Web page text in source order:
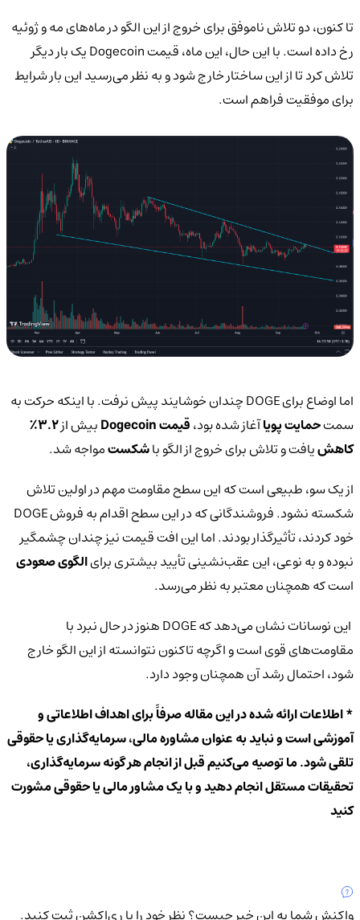
تا کنون، دو تلاش ناموفق برای خروج از این الگو در ماه‌های مه و ژوئیه
رخ داده است. با این حال، این ماه، قیمت Dogecoin یک بار دیگر
تلاش کرد تا از این ساختار خارج شود و به نظر می‌رسید این بار شرایط
برای موفقیت فراهم است.
اما اوضاع برای DOGE چندان خوشایند پیش نرفت. با اینکه حرکت به
سمتحمایت پویاآغاز شده بود،قیمت Dogecoin بیش از
3.2٪
کاهشیافت و تلاش برای خروج از الگو باشکستمواجه شد.
از یک سو، طبیعی است که این سطح مقاومت مهم در اولین تلاش
شکسته نشود. فروشندگانی که در این سطح اقدام به فروش DOGE
خود کردند، تأثیرگذار بودند. اما این افت قیمت نیز چندان چشمگیر
نبوده و به نوعی، این عقب‌نشینی تأیید بیشتری برایالگوی صعودی
است که همچنان معتبر به نظر می‌رسد.
این نوسانات نشان می‌دهد که DOGE هنوز در حال نبرد با
مقاومت‌های قوی است و اگرچه تاکنون نتوانسته از این الگو خارج
شود، احتمال رشد آن همچنان وجود دارد.
* اطلاعات ارائه شده در این مقاله صرفاً برای اهداف اطلاعاتی و
آموزشی است و نباید به عنوان مشاوره مالی، سرمایه‌گذاری یا حقوقی
تلقی شود. ما توصیه می‌کنیم قبل از انجام هر گونه سرمایه‌گذاری،
تحقیقات مستقل انجام دهید و با یک مشاور مالی یا حقوقی مشورت
کنید
واکنش شما به این خبر چیست؟نظر خود را با ری‌اکشن ثبت کنید.